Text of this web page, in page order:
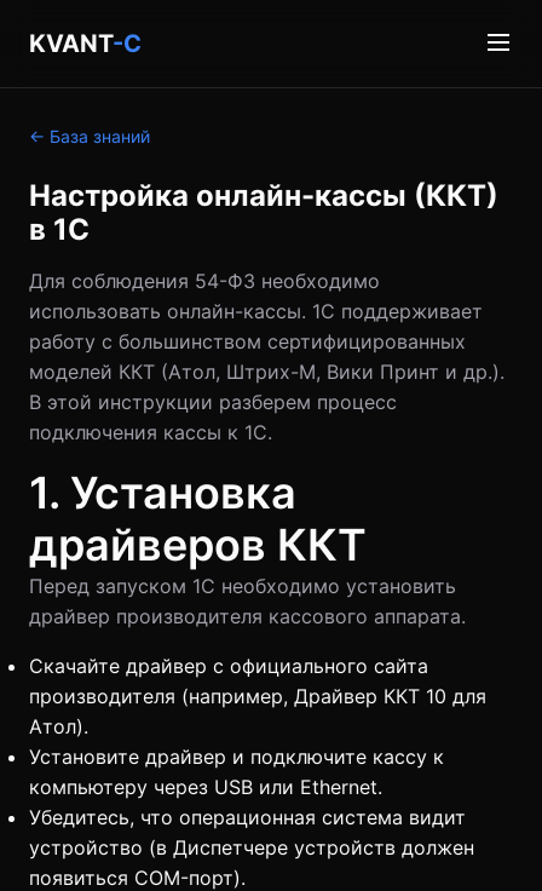
KVANT-C
← База знаний
Настройка онлайн-кассы (ККТ)
в 1С
Для соблюдения 54-ФЗ необходимо
использовать онлайн-кассы. 1С поддерживает
работу с большинством сертифицированных
моделей ККТ (Атол, Штрих-М, Вики Принт и др.).
В этой инструкции разберем процесс
подключения кассы к 1С.
1. Установка
драйверов ККТ
Перед запуском 1С необходимо установить
драйвер производителя кассового аппарата.
Скачайте драйвер с официального сайта
производителя (например, Драйвер ККТ 10 для
Атол).
Установите драйвер и подключите кассу к
компьютеру через USB или Ethernet.
Убедитесь, что операционная система видит
устройство (в Диспетчере устройств должен
появиться COM-порт).